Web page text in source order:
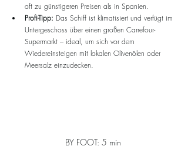
oft zu günstigeren Preisen als in Spanien.
Profi-Tipp: Das Schiff ist klimatisiert und verfügt im
Untergeschoss über einen großen Carrefour-
Supermarkt – ideal, um sich vor dem
Wiedereinsteigen mit lokalen Olivenölen oder
Meersalz einzudecken.
BY FOOT: 5 min